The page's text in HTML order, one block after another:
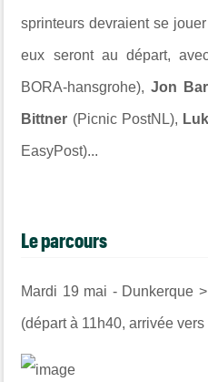
sprinteurs devraient se
eux seront au départ,
BORA-hansgrohe),Jon
Bittner (Picnic PostNL),
EasyPost)...
Le parcours
Mardi 19 mai - Dunkerque
(départ à 11h40, arrivée